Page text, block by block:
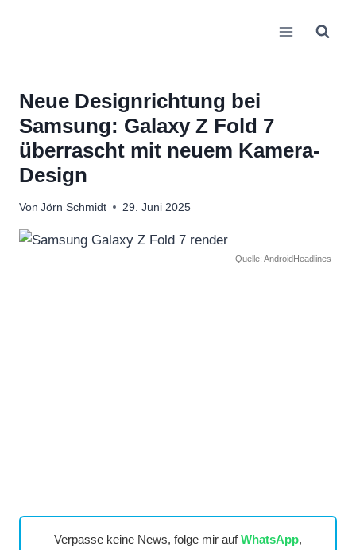
Neue Designrichtung bei
Samsung: Galaxy Z Fold 7
überrascht mit neuem Kamera-
Design
Von Jörn Schmidt 29. Juni 2025
Quelle: AndroidHeadlines
Verpasse keine News, folge mir aufWhatsApp,